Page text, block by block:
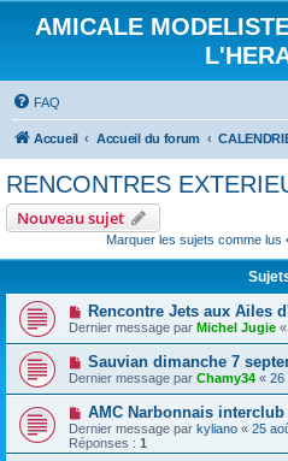
AMICALE
FAQ
Accueil Accueil du forum
RENCONTRES
Nouveau sujet
Marquer les sujets comme lus
Rencontre Jets aux Ailes
Dernier message par Michel Jugie «
Sauvian dimanche 7
Dernier message par Chamy34 « 26
AMC Narbonnais
Dernier message par kyliano « 25
Réponses : 1